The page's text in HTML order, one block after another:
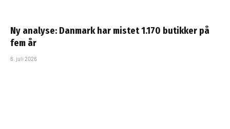
Ny analyse: Danmark har mistet 1.170 butikker på
fem år
6. juli 2026